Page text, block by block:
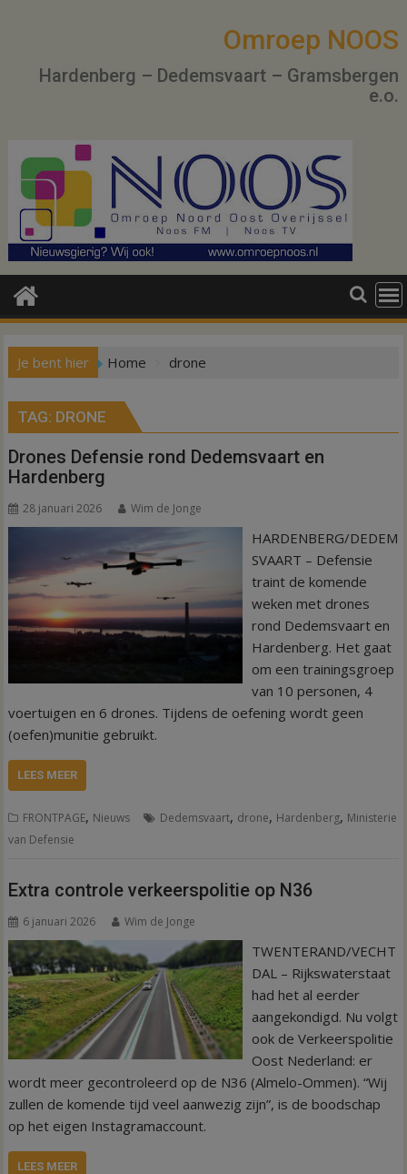
Omroep NOOS
Hardenberg – Dedemsvaart – Gramsbergen
e.o.
Je bent hier Home drone
TAG: DRONE
Drones Defensie rond Dedemsvaart en
Hardenberg
28 januari 2026 Wim de Jonge
HARDENBERG/DEDEM
SVAART – Defensie
traint de komende
weken met drones
rond Dedemsvaart en
Hardenberg. Het gaat
om een trainingsgroep
van 10 personen, 4
voertuigen en 6 drones. Tijdens de oefening wordt geen
(oefen)munitie gebruikt.
LEES MEER
FRONTPAGE, Nieuws Dedemsvaart, drone, Hardenberg, Ministerie
van Defensie
Extra controle verkeerspolitie op N36
6 januari 2026 Wim de Jonge
TWENTERAND/VECHT
DAL – Rijkswaterstaat
had het al eerder
aangekondigd. Nu volgt
ook de Verkeerspolitie
Oost Nederland: er
wordt meer gecontroleerd op de N36 (Almelo-Ommen). “Wij
zullen de komende tijd veel aanwezig zijn”, is de boodschap
op het eigen Instagramaccount.
LEES MEER